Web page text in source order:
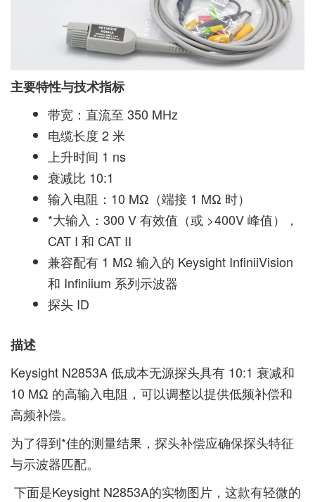
主要特性与技术指标
带宽：直流至 350 MHz
电缆长度 2 米
上升时间 1 ns
衰减比 10:1
输入电阻：10 MΩ（端接 1 MΩ 时）
*大输入：300 V 有效值（或 >400V 峰值），
CAT I 和 CAT II
兼容配有 1 MΩ 输入的 Keysight InfiniiVision
和 Infiniium 系列示波器
探头 ID
描述
Keysight N2853A 低成本无源探头具有 10:1 衰减和
10 MΩ 的高输入电阻，可以调整以提供低频补偿和
高频补偿。
为了得到*佳的测量结果，探头补偿应确保探头特征
与示波器匹配。
下面是Keysight N2853A的实物图片，这款有轻微的